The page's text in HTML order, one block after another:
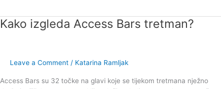
Kako izgleda Access Bars tretman?
Leave a Comment / Katarina Ramljak
Access Bars su 32 točke na glavi koje se tijekom tretmana nježno
Kako
tretman?